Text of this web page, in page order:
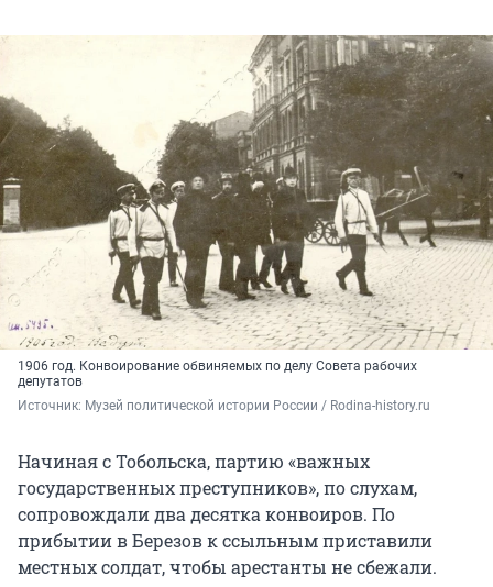
1906 год. Конвоирование обвиняемых по делу Совета рабочих
депутатов
Источник: Музей политической истории России / Rodina-history.ru
Начиная с Тобольска, партию «важных
государственных преступников», по слухам,
сопровождали два десятка конвоиров. По
прибытии в Березов к ссыльным приставили
местных солдат, чтобы арестанты не сбежали.